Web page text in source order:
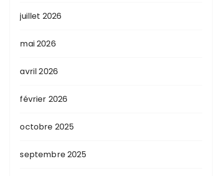
juillet 2026
mai 2026
avril 2026
février 2026
octobre 2025
septembre 2025